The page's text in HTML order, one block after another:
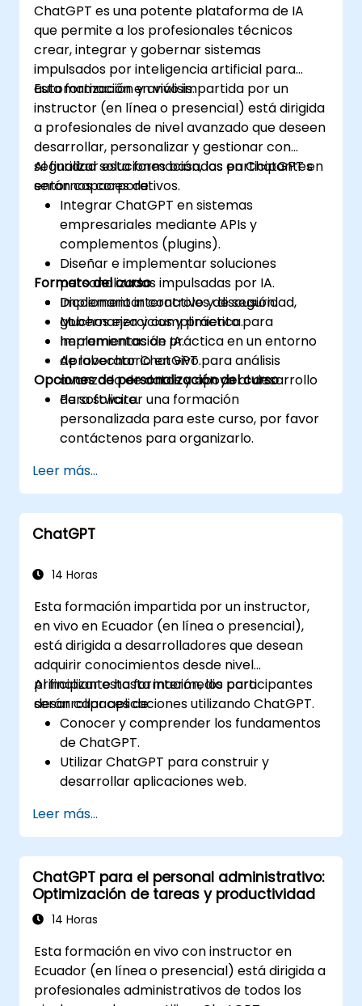
específicas.
ChatGPT es una potente plataforma de IA
que permite a los profesionales técnicos
crear, integrar y gobernar sistemas
impulsados por inteligencia artificial para
automatización y análisis.
Esta formación en vivo impartida por un
instructor (en línea o presencial) está dirigida
a profesionales de nivel avanzado que deseen
desarrollar, personalizar y gestionar con
seguridad soluciones basadas en ChatGPT en
entornos corporativos.
Al finalizar esta formación, los participantes
serán capaces de:
Integrar ChatGPT en sistemas
empresariales mediante APIs y
complementos (plugins).
Diseñar e implementar soluciones
personalizadas impulsadas por IA.
Implementar controles de seguridad,
gobernanza y cumplimiento para
herramientas de IA.
Aprovechar ChatGPT para análisis
avanzado de datos y apoyo al desarrollo
de software.
Formato del curso
Diccionario interactivo y discusión.
Muchos ejercicios y práctica.
Implementación práctica en un entorno
de laboratorio en vivo.
Opciones de personalización del curso
Para solicitar una formación
personalizada para este curso, por favor
contáctenos para organizarlo.
Leer más...
ChatGPT
14 Horas
Esta formación impartida por un instructor,
en vivo en Ecuador (en línea o presencial),
está dirigida a desarrolladores que desean
adquirir conocimientos desde nivel
principiante hasta intermedio para
desarrollar aplicaciones utilizando ChatGPT.
Al finalizar esta formación, los participantes
serán capaces de:
Conocer y comprender los fundamentos
de ChatGPT.
Utilizar ChatGPT para construir y
desarrollar aplicaciones web.
ChatGPT y sus aplicaciones en el mundo
real.
Leer más...
ChatGPT para el personal administrativo:
Optimización de tareas y productividad
14 Horas
Esta formación en vivo con instructor en
Ecuador (en línea o presencial) está dirigida a
profesionales administrativos de todos los